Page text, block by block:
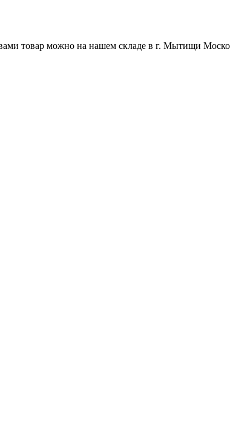
товар можно на нашем складе в г. Мытищи